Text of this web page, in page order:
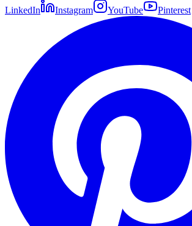
LinkedIn Instagram YouTube Pinterest